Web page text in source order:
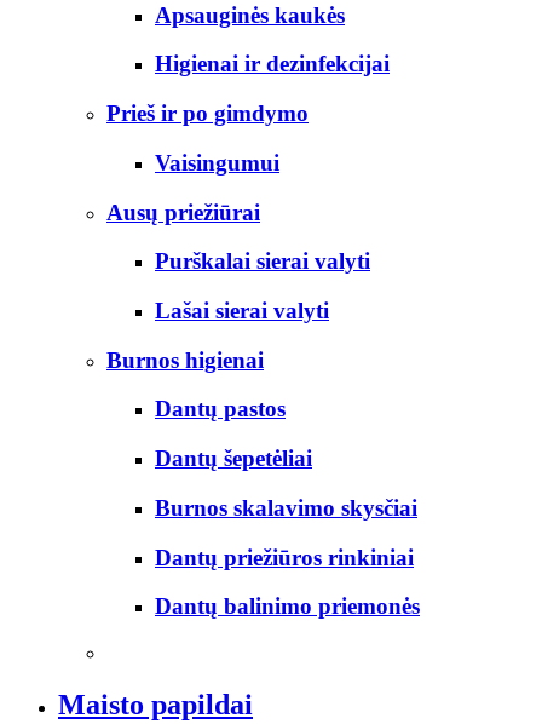
Apsauginės kaukės
Higienai ir dezinfekcijai
Prieš ir po gimdymo
Vaisingumui
Ausų priežiūrai
Purškalai sierai valyti
Lašai sierai valyti
Burnos higienai
Dantų pastos
Dantų šepetėliai
Burnos skalavimo skysčiai
Dantų priežiūros rinkiniai
Dantų balinimo priemonės
Maisto papildai